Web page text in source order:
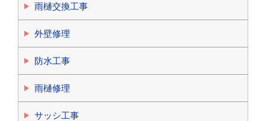
雨樋交換工事
外壁修理
防水工事
雨樋修理
サッシ工事